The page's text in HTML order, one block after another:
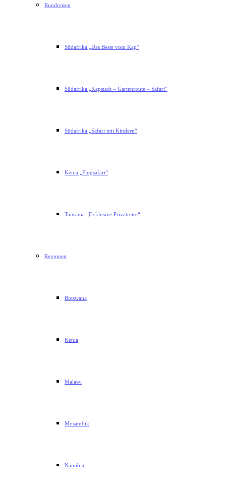
Rundreisen
Südafrika „Das Beste vom Kap“
Südafrika „Kapstadt – Gartenroute – Safari“
Südafrika „Safari mit Kindern“
Kenia „Flugsafari“
Tansania „Exklusive Privatreise“
Regionen
Botswana
Kenia
Malawi
Mosambik
Namibia